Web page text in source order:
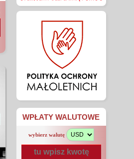
WPŁATY WALUTOWE
wybierz walutę